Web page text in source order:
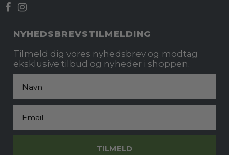
NYHEDSBREVSTILMELDING
Tilmeld dig vores nyhedsbrev og modtag
eksklusive tilbud og nyheder i shoppen.
TILMELD